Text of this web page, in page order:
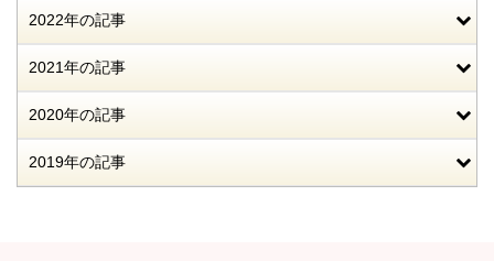
2022年の記事
2021年の記事
2020年の記事
2019年の記事